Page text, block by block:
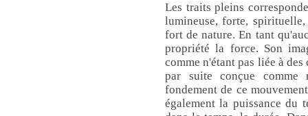
Les traits pleins
lumineuse, forte,
fort de nature. En tant
propriété la force. Son
comme n'étant pas liée à
par suite conçue
fondement de ce
également la puissance du